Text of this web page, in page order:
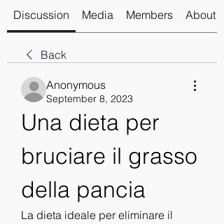
Discussion Media Members About
Back
Anonymous
September 8, 2023
Una dieta per
bruciare il grasso
della pancia
La dieta ideale per eliminare il